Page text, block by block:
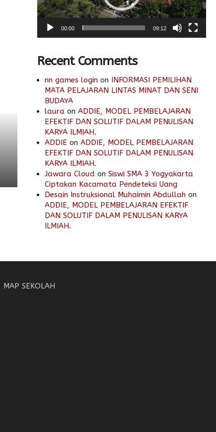
00:00 09:12
Recent Comments
nn games login on INFORMASI PEMILIHAN
MATA PELAJARAN LINTAS MINAT DAN SENI
BUDAYA
laura on ADDIE, MODEL PEMBELAJARAN
EFEKTIF DAN SOLUTIF DALAM PENULISAN
KARYA ILMIAH.
ADDIE on ADDIE, MODEL PEMBELAJARAN
EFEKTIF DAN SOLUTIF DALAM PENULISAN
KARYA ILMIAH.
Jawara Cloud on Siswi SMA 3 Yogyakarta
Ciptakan Kacamata Pendeteksi Uang
Desain Instruksional Muhaimin Abdullah on
ADDIE, MODEL PEMBELAJARAN EFEKTIF
DAN SOLUTIF DALAM PENULISAN KARYA
ILMIAH.
MAP SEKOLAH